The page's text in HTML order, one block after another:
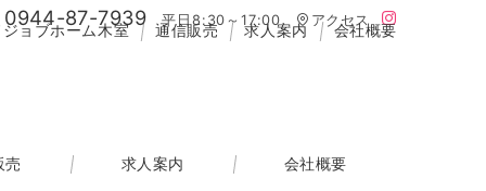
0944-87-7939 平日8:30～17:00 アクセス
売 求人案内 会社概要
ョブホーム木室 通信販売 求人案内 会社概要